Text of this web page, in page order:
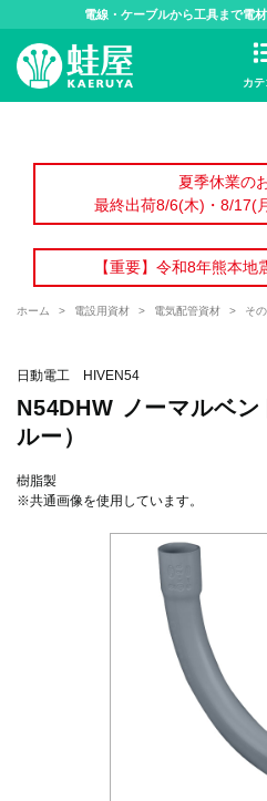
電線・ケーブルから工具まで電
カテ
夏季休業の
最終出荷8/6(木)・8/17(
【重要】令和8年熊本
ホーム > 電設用資材 > 電気配管資材 > そ
日動電工 HIVEN54
N54DHW ノーマルベ
ルー）
樹脂製
※共通画像を使用しています。